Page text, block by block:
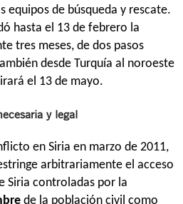
equipos de búsqueda y rescate.
hasta el 13 de febrero la
tres meses, de dos pasos
desde Turquía al noroeste
el 13 de mayo.
y legal
en Siria en marzo de 2011,
arbitrariamente el acceso
Siria controladas por la
de la población civil como